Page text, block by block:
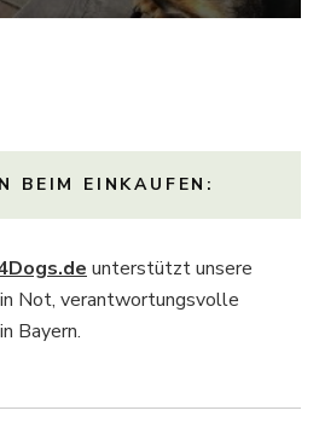
BEIM EINKAUFEN:
unterstützt unsere
Not, verantwortungsvolle
Bayern.